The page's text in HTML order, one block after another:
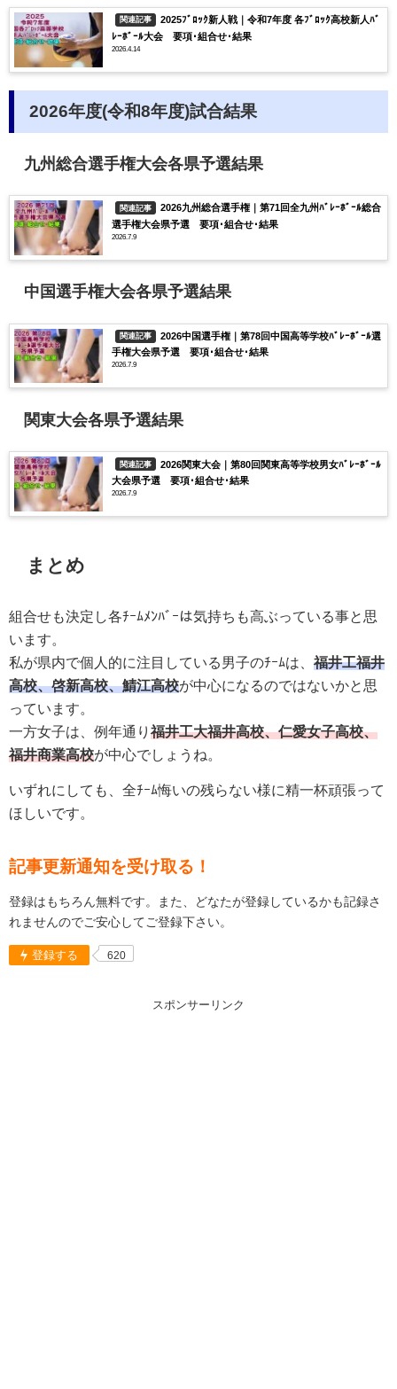
関連記事
2025ﾌﾞﾛｯｸ新人戦｜令和7年度 各ﾌﾞﾛｯｸ高校新人ﾊﾞ
ﾚｰﾎﾞｰﾙ大会 要項･組合せ･結果
2026.4.14
2026年度(令和8年度)試合結果
九州総合選手権大会各県予選結果
関連記事
2026九州総合選手権｜第71回全九州ﾊﾞﾚｰﾎﾞｰﾙ総合
選手権大会県予選 要項･組合せ･結果
2026.7.9
中国選手権大会各県予選結果
関連記事
2026中国選手権｜第78回中国高等学校ﾊﾞﾚｰﾎﾞｰﾙ選
手権大会県予選 要項･組合せ･結果
2026.7.9
関東大会各県予選結果
関連記事
2026関東大会｜第80回関東高等学校男女ﾊﾞﾚｰﾎﾞｰﾙ
大会県予選 要項･組合せ･結果
2026.7.9
まとめ
組合せも決定し各ﾁｰﾑﾒﾝﾊﾞｰは気持ちも高ぶっている事と思
います。
私が県内で個人的に注目している男子のﾁｰﾑは、 福井工福井
高校、啓新高校、鯖江高校が中心になるのではないかと思
っています。
一方女子は、例年通り 福井工大福井高校、仁愛女子高校、
福井商業高校が中心でしょうね。
いずれにしても、全ﾁｰﾑ悔いの残らない様に精一杯頑張って
ほしいです。
記事更新通知を受け取る！
登録はもちろん無料です。また、どなたが登録しているかも記録さ
れませんのでご安心してご登録下さい。
登録する 620
スポンサーリンク